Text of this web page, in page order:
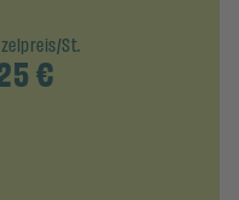
St.
€